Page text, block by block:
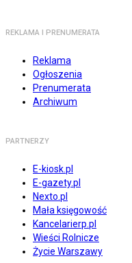
REKLAMA I PRENUMERATA
Reklama
Ogłoszenia
Prenumerata
Archiwum
PARTNERZY
E-kiosk.pl
E-gazety.pl
Nexto.pl
Mała księgowość
Kancelarierp.pl
Wieści Rolnicze
Życie Warszawy